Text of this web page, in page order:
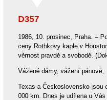
D357
1986, 10. prosinec, Praha. –
ceny Rothkovy kaple v
věrnost pravdě a svobodě.
Vážené dámy, vážení pánové,
Texas a Československo jsou
000 km. Dnes je udílena u